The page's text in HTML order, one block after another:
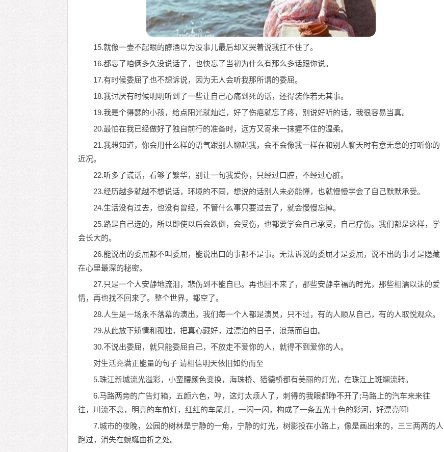
15.就像一壶不起眼的醇酒以为没事儿最后却又哭着说我扛不住了。
16.都忘了咱俩多久没说话了，也快忘了当初为什么有那么多话跟你说。
17.有时候委屈了也不想诉说，因为无人会听我那所谓的委屈。
18.我讨厌有时候明明听到了一些让自己心痛到死的话，还得装作若无其事。
19.我是个得瑟的小孩，给点阳光就灿烂，好了伤疤就忘了疼，别说好听的话，我很容易当真。
20.最怕在我已经做好了独自前行的准备时，远方又寄来一抹握不住的温柔。
21.我想知道，你会用什么样的语气跟别人聊起我，会不会像我一样在和别人聊天时有意无意的打听你的
近况。
22.听多了谎话，看够了繁华，别让一句我爱你，只经过口腔，不经过心脏。
23.经历越多就越不想说话，环境的不同，想说的话别人未必能懂，也就慢慢学会了自己默默承受。
24.生活没有过去，也没有曾经，不管什么事只要过去了，就会慢慢忘掉。
25.路是自己选的，所以即使以后会跌倒，会受伤，也都要学会自己承受，自己疗伤。我们都是这样，学
会长大的。
26.能说出的委屈都不叫委屈，能说出口的事都不是事。无法诉说的委屈才是委屈，说不出的事才是隐藏
在心里最深的秘密。
27.只是一个人安静地流泪，悲伤到不能自已。再也回不来了，那些安静幸福的时光，那些相濡以沫的爱
情，再也找不回来了。整个世界，都空了。
28.人生是一场永不落幕的演出，我们每一个人都是演员，只不过，有的人顺从自己，有的人取悦观众。
29.从此放下矫情和孤独，把真心藏好，过漂泊的日子，浪荡而自由。
30.不说出委屈，就只能委屈自己，不放走不爱你的人，就得不到爱你的人。
对生活充满正能量的句子 请相信明天依旧如约而至
5.珠江新城流光溢彩，小蛮腰颜色变换，海珠桥、猎德桥都有美丽的灯光，在珠江上斑斓流转。
6.马路两旁的广告灯箱，五颜六色，哼，这灯太烦人了，刺得的我眼都睁不开了;马路上的汽车来来往
往，川流不息，明亮的车前灯，红红的车尾灯，一闪一闪，构成了一条五光十色的彩河，好漂亮啊!
7.城市的夜晚，公园的树林是宁静的一角，宁静的灯光，树影投在小路上，像是画出来的，三三两两的人
跑过，消失在蜿蜒曲折之处。